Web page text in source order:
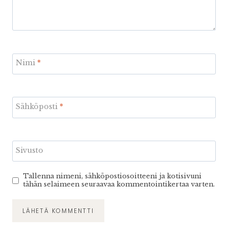
Nimi *
Sähköposti *
Sivusto
Tallenna nimeni, sähköpostiosoitteeni ja kotisivuni
tähän selaimeen seuraavaa kommentointikertaa varten.